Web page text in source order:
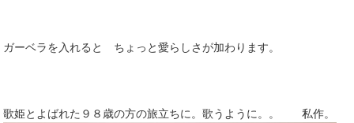
ガーベラを入れると ちょっと愛らしさが加わります。
歌姫とよばれた９８歳の方の旅立ちに。歌うように。。 私作。